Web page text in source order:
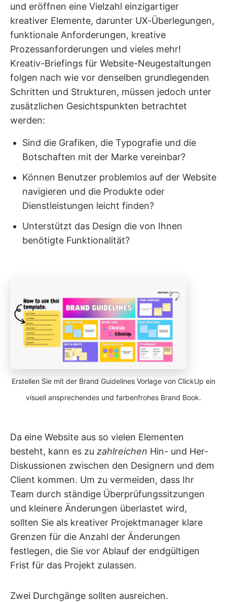
und eröffnen eine Vielzahl einzigartiger
kreativer Elemente, darunter UX-Überlegungen,
funktionale Anforderungen, kreative
Prozessanforderungen und vieles mehr!
Kreativ-Briefings für Website-Neugestaltungen
folgen nach wie vor denselben grundlegenden
Schritten und Strukturen, müssen jedoch unter
zusätzlichen Gesichtspunkten betrachtet
werden:
Sind die Grafiken, die Typografie und die
Botschaften mit der Marke vereinbar?
Können Benutzer problemlos auf der Website
navigieren und die Produkte oder
Dienstleistungen leicht finden?
Unterstützt das Design die von Ihnen
benötigte Funktionalität?
Erstellen Sie mit der Brand Guidelines Vorlage von ClickUp ein
visuell ansprechendes und farbenfrohes Brand Book.
Da eine Website aus so vielen Elementen
besteht, kann es zu zahlreichen Hin- und Her-
Diskussionen zwischen den Designern und dem
Client kommen. Um zu vermeiden, dass Ihr
Team durch ständige Überprüfungssitzungen
und kleinere Änderungen überlastet wird,
sollten Sie als kreativer Projektmanager klare
Grenzen für die Anzahl der Änderungen
festlegen, die Sie vor Ablauf der endgültigen
Frist für das Projekt zulassen.
Zwei Durchgänge sollten ausreichen.